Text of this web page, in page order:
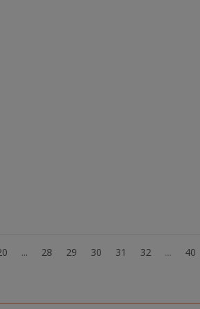
... 28 29 30 31 32 ... 40